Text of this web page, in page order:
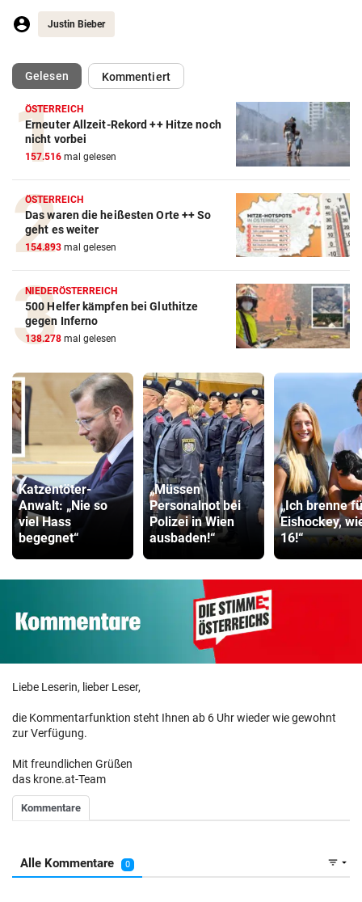
Justin Bieber
Gelesen(ausgewählt)Kommentiert
ÖSTERREICH
Erneuter Allzeit-Rekord ++ Hitze noch
nicht vorbei
157.516 mal gelesen
ÖSTERREICH
Das waren die heißesten Orte ++ So
geht es weiter
154.893 mal gelesen
NIEDERÖSTERREICH
500 Helfer kämpfen bei Gluthitze
gegen Inferno
138.278 mal gelesen
Katzentöter-
Anwalt: „Nie so
viel Hass
begegnet“
„Müssen
Personalnot bei
Polizei in Wien
ausbaden!“
„Ich brenne
Eishockey,
16!“
Liebe Leserin, lieber Leser,
die Kommentarfunktion steht Ihnen ab 6 Uhr wieder wie gewohnt
zur Verfügung.
Mit freundlichen Grüßen
das krone.at-Team